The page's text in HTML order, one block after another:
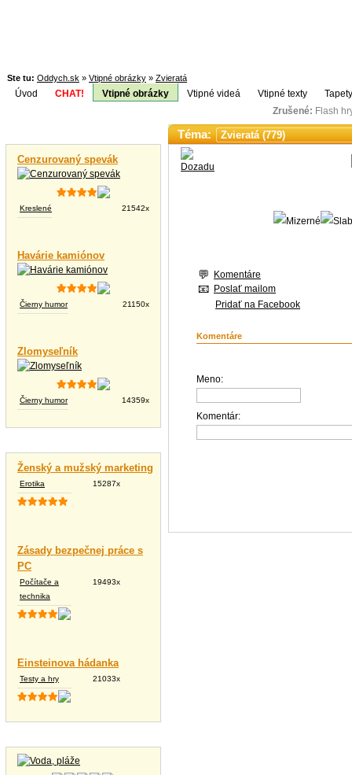
Ste tu: Oddych.sk » Vtipné obrázky » Zvieratá
Úvod CHAT! Vtipné obrázky Vtipné videá Vtipné texty
Zrušené: Flash
Cenzurovaný spevák
Kreslené 21542x
Havárie kamiónov
Čierny humor 21150x
Zlomyseľník
Čierny humor 14359x
Ženský a mužský marketing
Erotika 15287x
Zásady bezpečnej práce s
PC
Počítače a
technika
19493x
Einsteinova hádanka
Testy a hry 21033x
Téma:
Komentáre
Poslať mailom
Pridať na Facebook
Komentáre
Meno:
Komentár: